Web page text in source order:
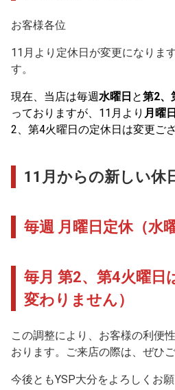
お客様各位
11月より定休日が変更になりま
す。
現在、当店は毎週水曜日 と第2、
っておりますが、11月より 月曜
2、第4火曜日の定休日は変更ご
11月からの新しい休
毎週 月曜日定休（水
毎月 第2、第4火曜日
変わりません）
この調整により、お客様の利便
おります。ご来店の際は、ぜひ
今後ともYSP大分をよろしくお願